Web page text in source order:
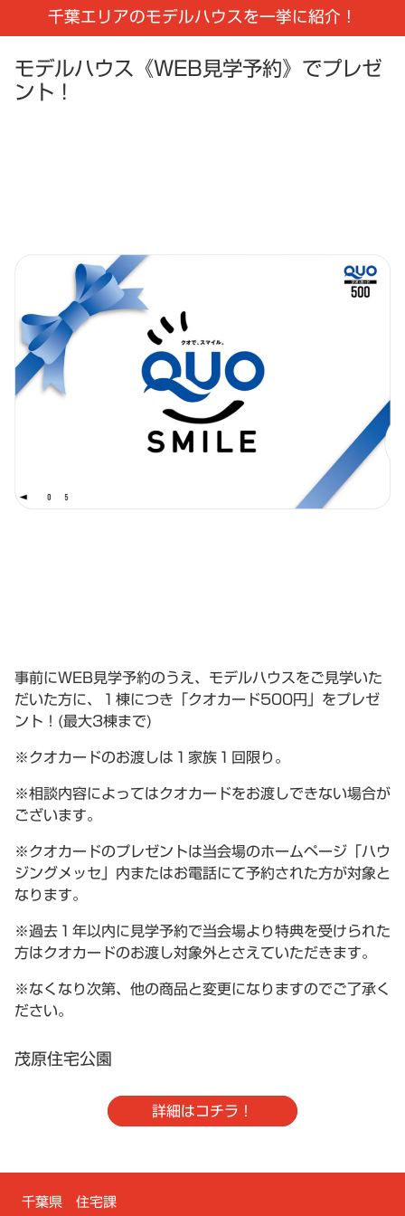
千葉エリアのモデルハウスを一挙に紹介！
モデルハウス《WEB見学予約》でプレゼ
ント！
事前にWEB見学予約のうえ、モデルハウスをご見学いた
だいた方に、１棟につき「クオカード500円」をプレゼ
ント！(最大3棟まで)
※クオカードのお渡しは１家族１回限り。
※相談内容によってはクオカードをお渡しできない場合が
ございます。
※クオカードのプレゼントは当会場のホームページ「ハウ
ジングメッセ」内またはお電話にて予約された方が対象と
なります。
※過去１年以内に見学予約で当会場より特典を受けられた
方はクオカードのお渡し対象外とさえていただきます。
※なくなり次第、他の商品と変更になりますのでご了承く
ださい。
茂原住宅公園
詳細はコチラ！
千葉県 住宅課